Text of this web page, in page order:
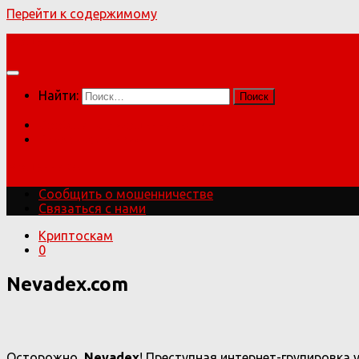
Перейти к содержимому
Найти:
Сообщить о мошенничестве
Связаться с нами
Криптоскам
0
Nevadex.com